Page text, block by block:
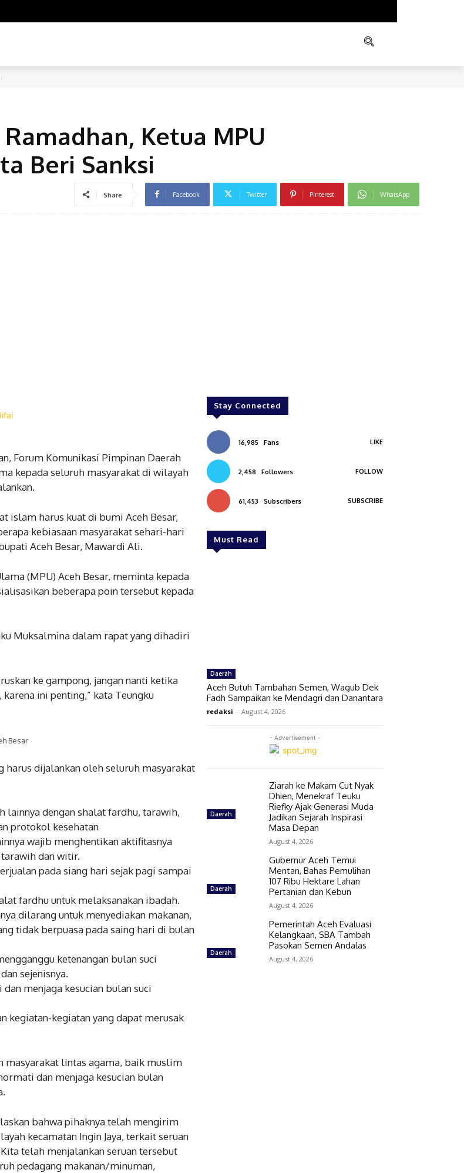
Ketua MPU
Beri Sanksi
Share Facebook Twitter Pinterest WhatsApp
Forum Komunikasi Pimpinan Daerah
kepada seluruh masyarakat di wilayah
islam harus kuat di bumi Aceh Besar,
kebiasaan masyarakat sehari-hari
Aceh Besar, Mawardi Ali.
(MPU) Aceh Besar, meminta kepada
beberapa poin tersebut kepada
Muksalmina dalam rapat yang dihadiri
ke gampong, jangan nanti ketika
ini penting,” kata Teungku
Besar
harus dijalankan oleh seluruh masyarakat
lainnya dengan shalat fardhu, tarawih,
protokol kesehatan
wajib menghentikan aktifitasnya
dan witir.
pada siang hari sejak pagi sampai
fardhu untuk melaksanakan ibadah.
dilarang untuk menyediakan makanan,
tidak berpuasa pada saing hari di bulan
ketenangan bulan suci
sejenisnya.
menjaga kesucian bulan suci
kegiatan-kegiatan yang dapat merusak
masyarakat lintas agama, baik muslim
dan menjaga kesucian bulan
bahwa pihaknya telah mengirim
kecamatan Ingin Jaya, terkait seruan
telah menjalankan seruan tersebut
pedagang makanan/minuman,
Stay Connected
16,985 Fans LIKE
2,458 Followers FOLLOW
61,453 Subscribers SUBSCRIBE
Must Read
Daerah
Aceh Butuh Tambahan Semen, Wagub Dek
Fadh Sampaikan ke Mendagri dan Danantara
redaksi - August 4, 2026
- Advertisement -
Daerah
Ziarah ke Makam Cut Nyak
Dhien, Menekraf Teuku
Riefky Ajak Generasi Muda
Jadikan Sejarah Inspirasi
Masa Depan
August 4, 2026
Daerah
Gubernur Aceh Temui
Mentan, Bahas Pemulihan
107 Ribu Hektare Lahan
Pertanian dan Kebun
August 4, 2026
Daerah
Pemerintah Aceh Evaluasi
Kelangkaan, SBA Tambah
Pasokan Semen Andalas
August 4, 2026